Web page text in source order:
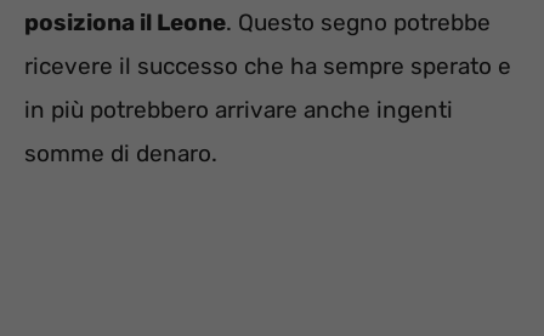
posiziona il Leone. Questo segno potrebbe
ricevere il successo che ha sempre sperato e
in più potrebbero arrivare anche ingenti
somme di denaro.